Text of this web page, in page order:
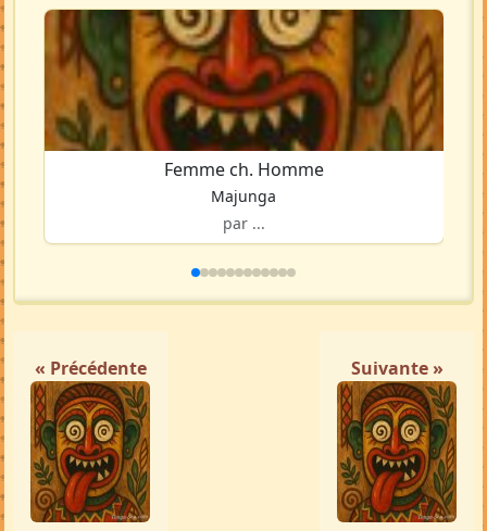
Femme ch. Homme
Majunga
par ...
« Précédente Suivante »